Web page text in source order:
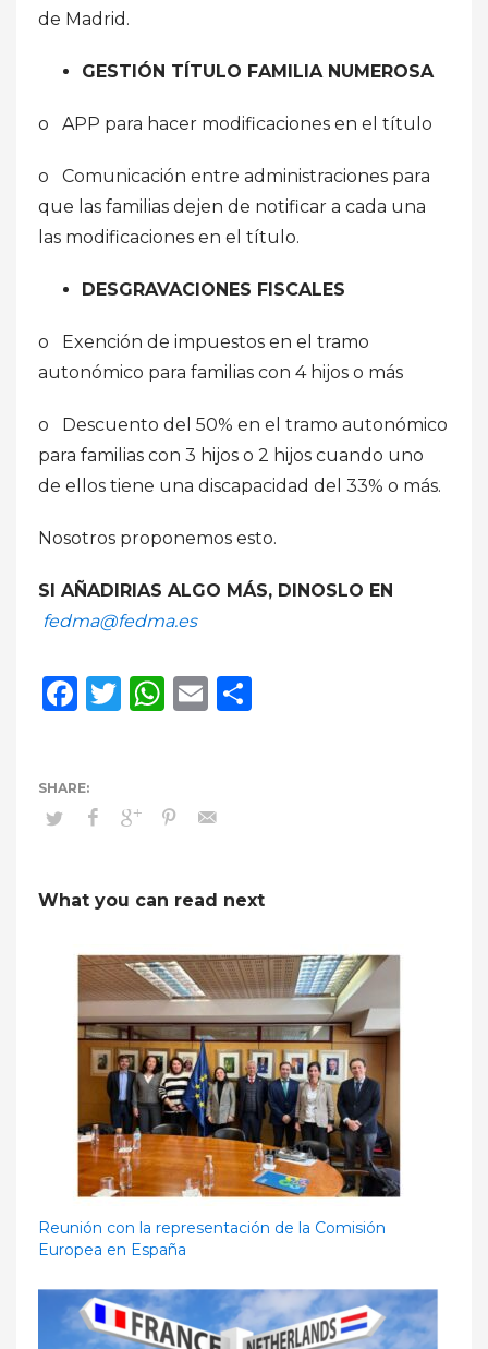
de Madrid.
GESTIÓN TÍTULO FAMILIA NUMEROSA
o APP para hacer modificaciones en el título
o Comunicación entre administraciones para
que las familias dejen de notificar a cada una
las modificaciones en el título.
DESGRAVACIONES FISCALES
o Exención de impuestos en el tramo
autonómico para familias con 4 hijos o más
o Descuento del 50% en el tramo autonómico
para familias con 3 hijos o 2 hijos cuando uno
de ellos tiene una discapacidad del 33% o más.
Nosotros proponemos esto.
SI AÑADIRIAS ALGO MÁS, DINOSLO EN
fedma@fedma.es
Facebook
Twitter
WhatsApp
Email
What you can read next
Reunión con la representación de la Comisión
Europea en España